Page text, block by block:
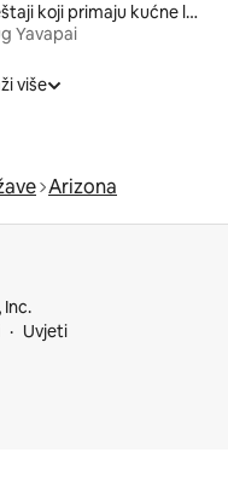
Smještaji koji primaju kućne ljubimce
Yavapai
više
Arizona
Uvjeti